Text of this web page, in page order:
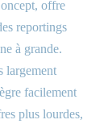
offre
reportings
à grande.
largement
facilement
plus lourdes,